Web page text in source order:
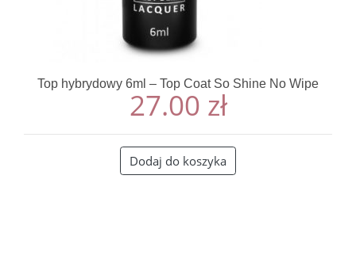
Top hybrydowy 6ml – Top Coat So Shine No Wipe
27.00 zł
Dodaj do koszyka